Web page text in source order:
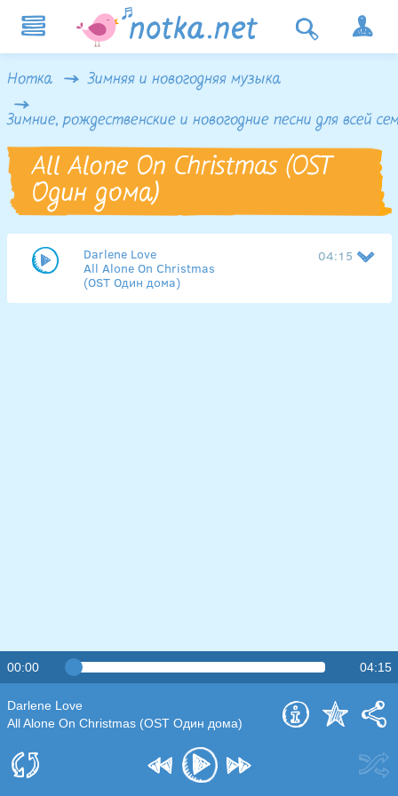
Нотка Зимняя и новогодняя музыка
Зимние, рождественские и новогодние песни для всей
All Alone On Christmas (OST
Один дома)
Darlene Love
All Alone On Christmas
(OST Один дома)
04:15
00:00 04:15
Darlene Love
All Alone On Christmas (OST Один дома)